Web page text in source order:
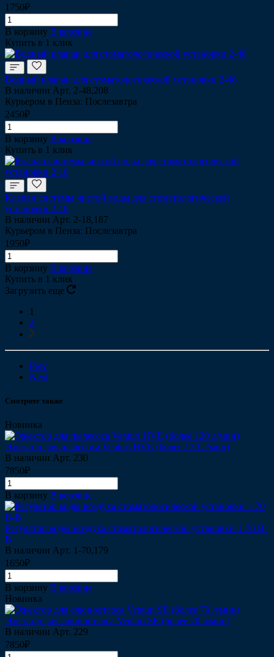
1750₽
В корзину В корзине
Купить в 1 клик
Водный клапан для стоматологической установки 2-48
В наличии Арт. 2-48,208
Курьером в Пенза: Послезавтра
2450₽
В корзину В корзине
Купить в 1 клик
Клапан системы чистой воды для стоматологической
установки 2-18
В наличии Арт. 2-18,187
Курьером в Пенза: Послезавтра
1950₽
В корзину В корзине
Купить в 1 клик
Загрузить еще
1
2
Prev
Next
Смотрите также
Новинка
Эжектор для пылесоса Venturi HVE (более 120 л/мин)
В наличии Арт. 230
7850₽
В корзину В корзине
Регулятор воды-воздуха стоматологической установки 1-70 B-
B
В наличии Арт. 1-70,179
1650₽
В корзину В корзине
Новинка
Эжектор для слюноотсоса Venturi SE (более 70 л/мин)
В наличии Арт. 229
7850₽